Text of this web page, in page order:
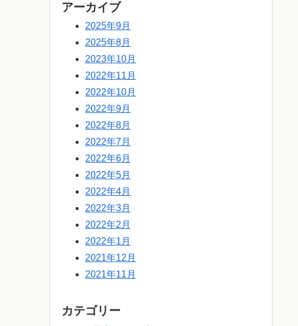
アーカイブ
2025年9月
2025年8月
2023年10月
2022年11月
2022年10月
2022年9月
2022年8月
2022年7月
2022年6月
2022年5月
2022年4月
2022年3月
2022年2月
2022年1月
2021年12月
2021年11月
カテゴリー